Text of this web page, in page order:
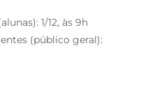
1/12, às 9h
(público geral):